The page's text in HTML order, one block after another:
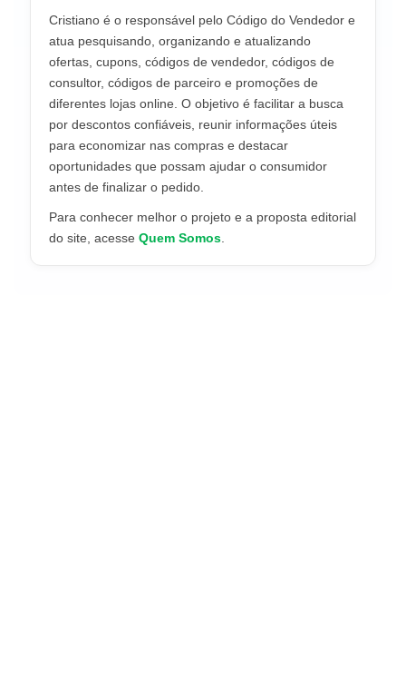
Cristiano é o responsável pelo Código do Vendedor e
atua pesquisando, organizando e atualizando
ofertas, cupons, códigos de vendedor, códigos de
consultor, códigos de parceiro e promoções de
diferentes lojas online. O objetivo é facilitar a busca
por descontos confiáveis, reunir informações úteis
para economizar nas compras e destacar
oportunidades que possam ajudar o consumidor
antes de finalizar o pedido.
Para conhecer melhor o projeto e a proposta editorial
do site, acesse Quem Somos